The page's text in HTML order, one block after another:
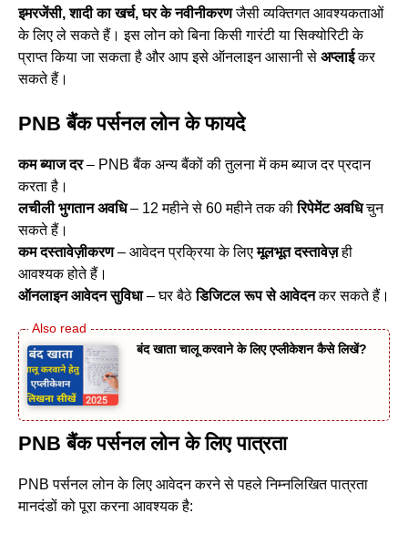
इमरजेंसी,शादी का खर्च,घर के नवीनीकरणजैसी व्यक्तिगत आवश्यकताओं
के लिए ले सकते हैं। इस लोन को बिना किसी गारंटी या सिक्योरिटी के
प्राप्त किया जा सकता है और आप इसे ऑनलाइन आसानी से अप्लाईकर
सकते हैं।
PNB बैंक पर्सनल लोन के फायदे
कम ब्याज दर– PNB बैंक अन्य बैंकों की तुलना में कम ब्याज दर प्रदान
करता है।
लचीली भुगतान अवधि– 12 महीने से 60 महीने तक कीरिपेमेंट अवधिचुन
सकते हैं।
कम दस्तावेज़ीकरण– आवेदन प्रक्रिया के लिएमूलभूत दस्तावेज़ही
आवश्यक होते हैं।
ऑनलाइन आवेदन सुविधा– घर बैठेडिजिटल रूप से आवेदनकर सकते हैं।
बंद खाता चालू करवाने के लिए एप्लीकेशन कैसे लिखें?
PNB बैंक पर्सनल लोन के लिए पात्रता
PNB पर्सनल लोन के लिए आवेदन करने से पहले निम्नलिखित पात्रता
मानदंडों को पूरा करना आवश्यक है: